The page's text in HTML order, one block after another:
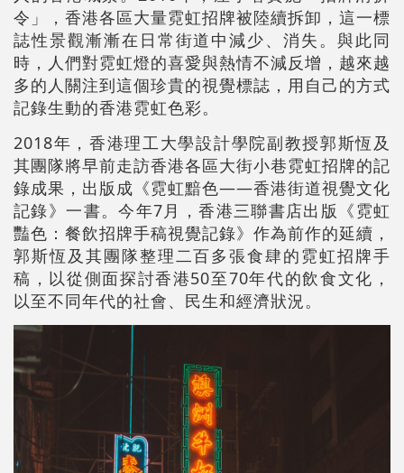
令」，香港各區大量霓虹招牌被陸續拆卸，這一標
誌性景觀漸漸在日常街道中減少、消失。與此同
時，人們對霓虹燈的喜愛與熱情不減反增，越來越
多的人關注到這個珍貴的視覺標誌，用自己的方式
記錄生動的香港霓虹色彩。
2018年，香港理工大學設計學院副教授郭斯恆及
其團隊將早前走訪香港各區大街小巷霓虹招牌的記
錄成果，出版成《霓虹黯色——香港街道視覺文化
記錄》一書。今年7月，香港三聯書店出版《霓虹
豔色：餐飲招牌手稿視覺記錄》作為前作的延續，
郭斯恆及其團隊整理二百多張食肆的霓虹招牌手
稿，以從側面探討香港50至70年代的飲食文化，
以至不同年代的社會、民生和經濟狀況。